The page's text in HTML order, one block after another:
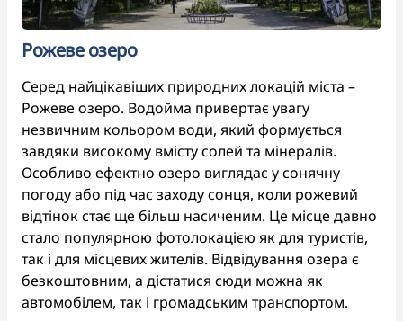
Рожеве озеро
Серед найцікавіших природних локацій міста –
Рожеве озеро. Водойма привертає увагу
незвичним кольором води, який формується
завдяки високому вмісту солей та мінералів.
Особливо ефектно озеро виглядає у сонячну
погоду або під час заходу сонця, коли рожевий
відтінок стає ще більш насиченим. Це місце давно
стало популярною фотолокацією як для туристів,
так і для місцевих жителів. Відвідування озера є
безкоштовним, а дістатися сюди можна як
автомобілем, так і громадським транспортом.